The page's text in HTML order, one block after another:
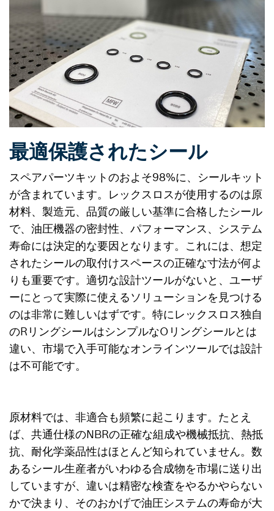
最適保護されたシール
スペアパーツキットのおよそ98%に、シールキット
が含まれています。レックスロスが使用するのは原
材料、製造元、品質の厳しい基準に合格したシール
で、油圧機器の密封性、パフォーマンス、システム
寿命には決定的な要因となります。これには、想定
されたシールの取付けスペースの正確な寸法が何よ
りも重要です。適切な設計ツールがないと、ユーザ
ーにとって実際に使えるソリューションを見つける
のは非常に難しいはずです。特にレックスロス独自
のRリングシールはシンプルなOリングシールとは
違い、市場で入手可能なオンラインツールでは設計
は不可能です。
原材料では、非適合も頻繁に起こります。たとえ
ば、共通仕様のNBRの正確な組成や機械抵抗、熱抵
抗、耐化学薬品性はほとんど知られていません。数
あるシール生産者がいわゆる合成物を市場に送り出
していますが、違いは精密な検査をやるかやらない
かで決まり、そのおかげで油圧システムの寿命が大